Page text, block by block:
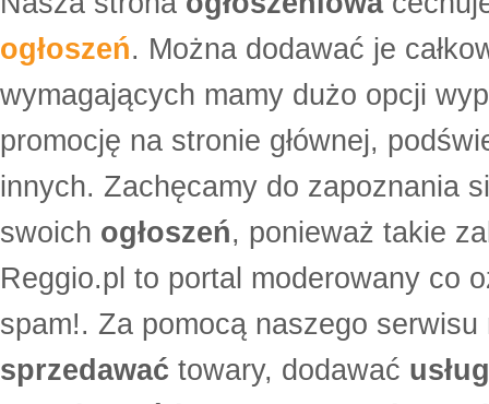
ogłoszeń. Można dodawać je
wymagających mamy dużo opcji
promocję na stronie głównej,
innych. Zachęcamy do zapoznania
swoich ogłoszeń, ponieważ takie
Reggio.pl to portal moderowany co
spam!. Za pomocą naszego
sprzedawać towary, dodawać